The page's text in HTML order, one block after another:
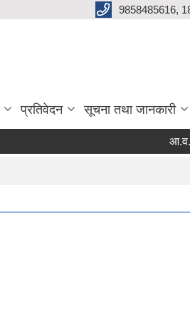
9858485616,
प्रतिवेदन सूचना तथा जानकारी
आ.व.